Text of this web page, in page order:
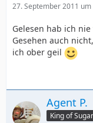
27. September 2011 um
Gelesen hab ich nie
Gesehen auch
ich ober geil
Agent P.
King of